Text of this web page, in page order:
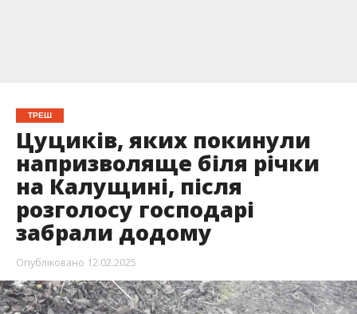
ТРЕШ
Цуциків, яких покинули
напризволяще біля річки
на Калущині, після
розголосу господарі
забрали додому
Опубліковано 12.02.2025